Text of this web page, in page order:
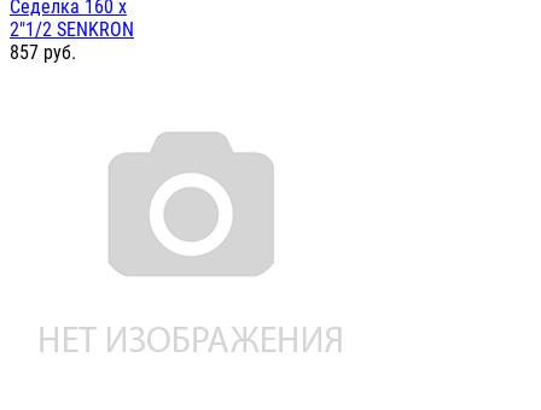
Седелка 160 х
2"1/2 SENKRON
857 руб.